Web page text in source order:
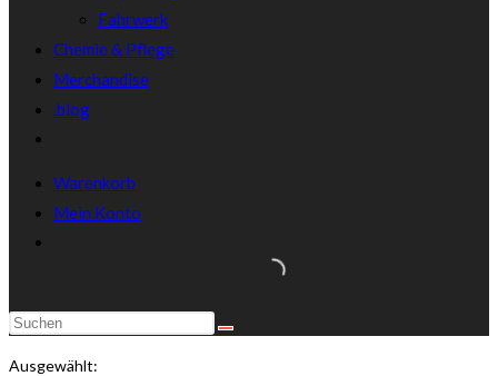
Fahrwerk
Chemie & Pflege
Merchandise
.blog
Warenkorb
Mein Konto
Ausgewählt: